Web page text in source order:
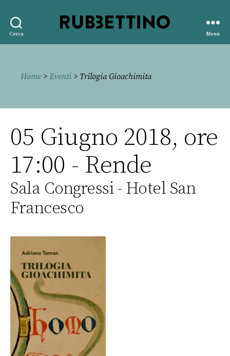
Cerca
editore
Menu
Home > Eventi > Trilogia Gioachimita
05 Giugno 2018, ore
17:00 - Rende
Sala Congressi - Hotel San
Francesco